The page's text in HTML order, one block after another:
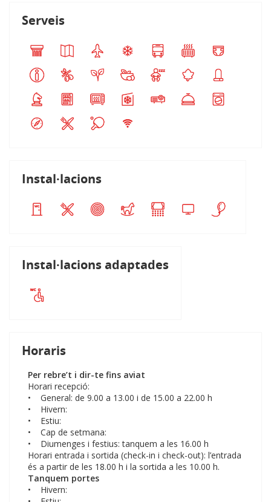
Serveis
Instal·lacions
Instal·lacions adaptades
Horaris
Per rebre’t i dir-te fins aviat
Horari recepció:
• General: de 9.00 a 13.00 i de 15.00 a 22.00 h
• Hivern:
• Estiu:
• Cap de setmana:
• Diumenges i festius: tanquem a les 16.00 h
Horari entrada i sortida (check-in i check-out): l’entrada
és a partir de les 18.00 h i la sortida a les 10.00 h.
Tanquem portes
• Hivern: